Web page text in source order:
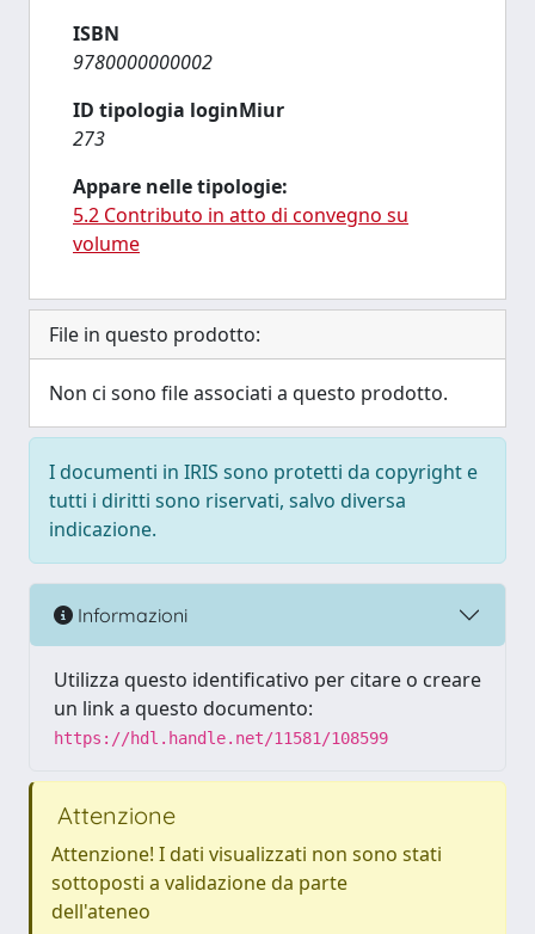
ISBN
9780000000002
ID tipologia loginMiur
273
Appare nelle tipologie:
5.2 Contributo in atto di convegno su
volume
File in questo prodotto:
Non ci sono file associati a questo prodotto.
I documenti in IRIS sono protetti da copyright e
tutti i diritti sono riservati, salvo diversa
indicazione.
Informazioni
Utilizza questo identificativo per citare o creare
un link a questo documento:
https://hdl.handle.net/11581/108599
Attenzione
Attenzione! I dati visualizzati non sono stati
sottoposti a validazione da parte
dell'ateneo